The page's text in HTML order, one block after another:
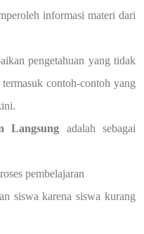
informasi materi dari
pengetahuan yang tidak
contoh-contoh yang
Langsung adalah sebagai
pembelajaran
siswa karena siswa kurang